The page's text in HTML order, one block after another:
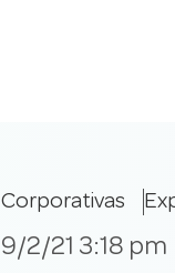
Corporativas
9/2/21 3:18 pm